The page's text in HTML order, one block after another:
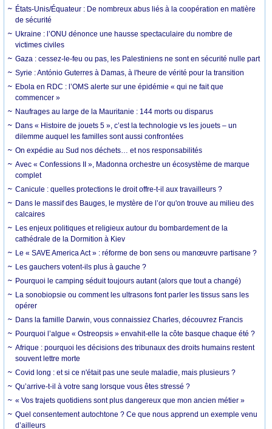
États-Unis/Équateur : De nombreux abus liés à la coopération en matière
de sécurité
Ukraine : l’ONU dénonce une hausse spectaculaire du nombre de
victimes civiles
Gaza : cessez-le-feu ou pas, les Palestiniens ne sont en sécurité nulle part
Syrie : António Guterres à Damas, à l'heure de vérité pour la transition
Ebola en RDC : l’OMS alerte sur une épidémie « qui ne fait que
commencer »
Naufrages au large de la Mauritanie : 144 morts ou disparus
Dans « Histoire de jouets 5 », c’est la technologie vs les jouets – un
dilemme auquel les familles sont aussi confrontées
On expédie au Sud nos déchets… et nos responsabilités
Avec « Confessions II », Madonna orchestre un écosystème de marque
complet
Canicule : quelles protections le droit offre-t-il aux travailleurs ?
Dans le massif des Bauges, le mystère de l’or qu'on trouve au milieu des
calcaires
Les enjeux politiques et religieux autour du bombardement de la
cathédrale de la Dormition à Kiev
Le « SAVE America Act » : réforme de bon sens ou manœuvre partisane ?
Les gauchers votent-ils plus à gauche ?
Pourquoi le camping séduit toujours autant (alors que tout a changé)
La sonobiopsie ou comment les ultrasons font parler les tissus sans les
opérer
Dans la famille Darwin, vous connaissiez Charles, découvrez Francis
Pourquoi l’algue « Ostreopsis » envahit-elle la côte basque chaque été ?
Afrique : pourquoi les décisions des tribunaux des droits humains restent
souvent lettre morte
Covid long : et si ce n'était pas une seule maladie, mais plusieurs ?
Qu’arrive-t-il à votre sang lorsque vous êtes stressé ?
« Vos trajets quotidiens sont plus dangereux que mon ancien métier »
Quel consentement autochtone ? Ce que nous apprend un exemple venu
d’ailleurs